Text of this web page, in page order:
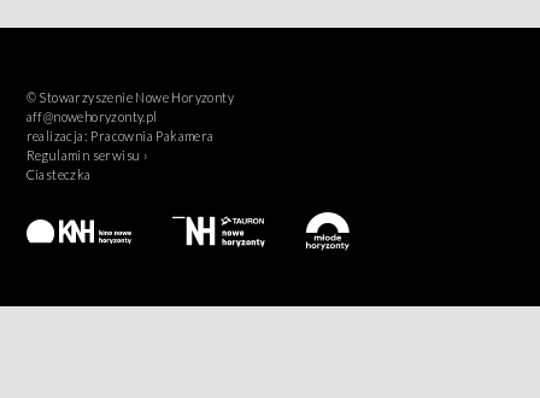
© Stowarzyszenie Nowe Horyzonty
aff@nowehoryzonty.pl
realizacja: Pracownia Pakamera
Regulamin serwisu ›
Ciasteczka